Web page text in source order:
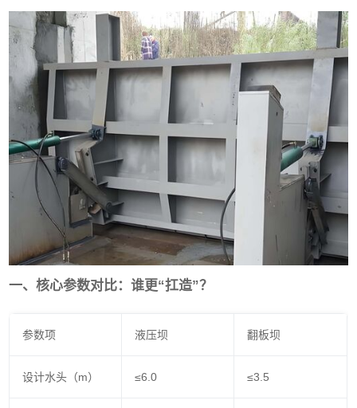
一、核心参数对比：谁更“扛造”？
参数项 液压坝 翻板坝
设计水头（m） ≤6.0 ≤3.5